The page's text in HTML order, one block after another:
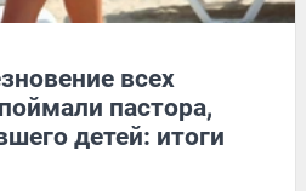
всех
пастора,
детей: итоги